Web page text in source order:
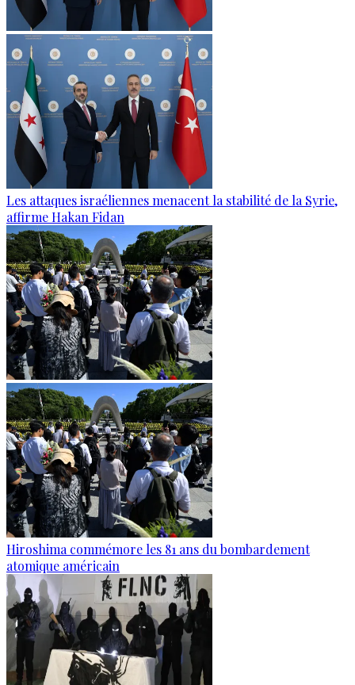
Les attaques israéliennes menacent la stabilité de la Syrie,
affirme Hakan Fidan
Hiroshima commémore les 81 ans du bombardement
atomique américain